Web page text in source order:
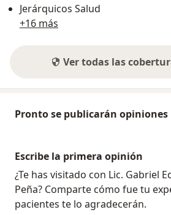
Jerárquicos Salud
+16 más
Ver todas las
Pronto se publicarán opiniones
Escribe la primera opinión
¿Te has visitado con Lic. Gabriel
Peña? Comparte cómo fue tu
pacientes te lo agradecerán.